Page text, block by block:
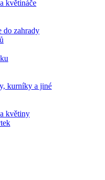
květináče
do zahrady
kurníky a jiné
květiny